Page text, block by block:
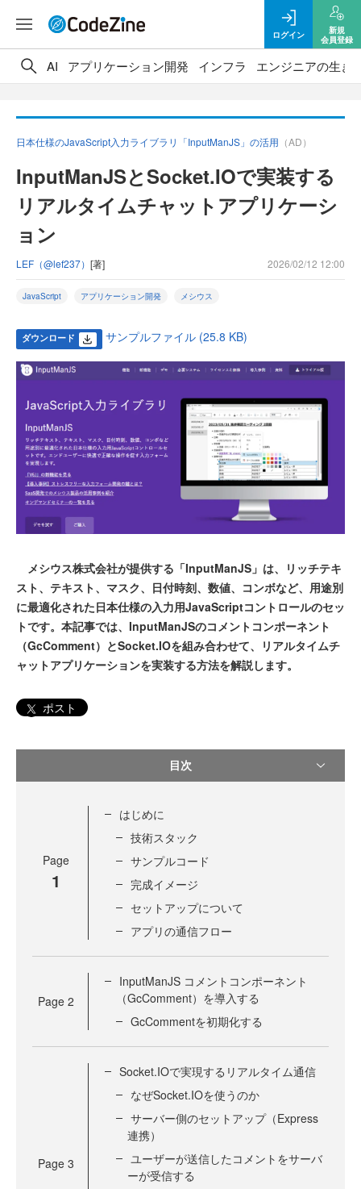
ログイン
新規
会員登録
AI アプリケーション開発 インフラ エンジニアの生き
日本仕様のJavaScript入力ライブラリ「InputManJS」の活用 （AD）
InputManJSとSocket.IOで実装する
リアルタイムチャットアプリケーシ
ョン
LEF（@lef237） [著] 2026/02/12 12:00
JavaScript アプリケーション開発 メシウス
ダウンロード サンプルファイル (25.8 KB)
メシウス株式会社が提供する「InputManJS」は、リッチテキ
スト、テキスト、マスク、日付時刻、数値、コンボなど、用途別
に最適化された日本仕様の入力用JavaScriptコントロールのセッ
トです。本記事では、InputManJSのコメントコンポーネント
（GcComment）とSocket.IOを組み合わせて、リアルタイムチ
ャットアプリケーションを実装する方法を解説します。
ポスト
目次
Page
1
はじめに
技術スタック
サンプルコード
完成イメージ
セットアップについて
アプリの通信フロー
Page 2
InputManJS コメントコンポーネント
（GcComment）を導入する
GcCommentを初期化する
Page 3
Socket.IOで実現するリアルタイム通信
なぜSocket.IOを使うのか
サーバー側のセットアップ（Express
連携）
ユーザーが送信したコメントをサーバ
ーが受信する